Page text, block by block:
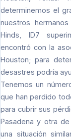
determinemos el
nuestros
Hinds, ID7
encontró con la
Houston; para
desastres podría
Tenemos un
que han perdido
para cubrir sus
Pasadena y otra
una situación